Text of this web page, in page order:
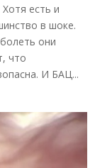
есть и
в шоке.
они
что
И БАЦ...